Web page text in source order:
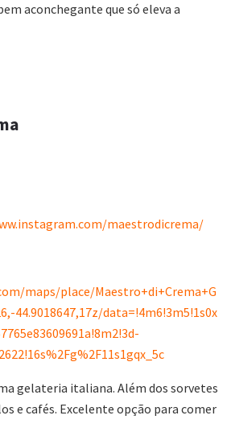
aconchegante que só eleva a
maestrodicrema/
maps/place/Maestro+di+Crema+G
44.9018647,17z/data=!4m6!3m5!1s0x
gelateria italiana. Além dos sorvetes
e cafés. Excelente opção para comer